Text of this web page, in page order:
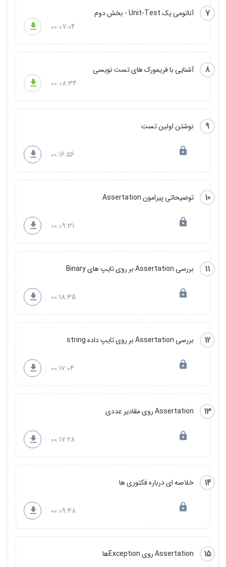
7
آناتومی یک Unit-Test - بخش دوم
00:07:04
8
آشنایی با فریمورک های تست نویسی
00:08:34
9 نوشتن اولین تست
00:16:56
10 توضیحاتی پیرامون Assertation
00:09:31
11 بررسی Assertation بر روی تایپ های Binary
00:18:35
12 بررسی Assertation بر روی تایپ داده string
00:17:04
13 Assertation روی مقادیر عددی
00:17:28
14 خلاصه ای درباره فکتوری ها
00:09:48
15 Assertation روی Exceptionها